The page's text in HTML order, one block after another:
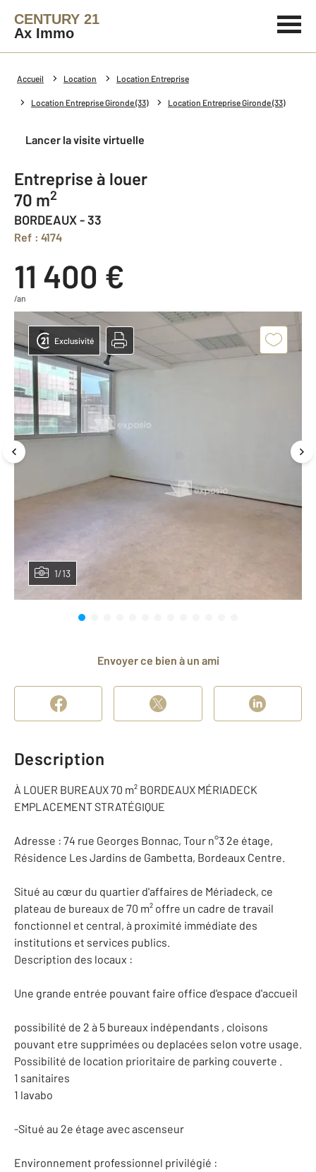
CENTURY 21
Ax Immo
Accueil Location Location Entreprise
Location Entreprise Gironde (33) Location Entreprise Gironde (33)
Lancer la visite virtuelle
Entreprise à louer
70 m2
BORDEAUX - 33
Ref : 4174
11 400 €
/an
1/13
Exclusivité
Envoyer ce bien à un ami
Description
À LOUER BUREAUX 70 m² BORDEAUX MÉRIADECK
EMPLACEMENT STRATÉGIQUE
Adresse : 74 rue Georges Bonnac, Tour n°3 2e étage,
Résidence Les Jardins de Gambetta, Bordeaux Centre.
Situé au cœur du quartier d'affaires de Mériadeck, ce
plateau de bureaux de 70 m² offre un cadre de travail
fonctionnel et central, à proximité immédiate des
institutions et services publics.
Description des locaux :
Une grande entrée pouvant faire office d'espace d'accueil
possibilité de 2 à 5 bureaux indépendants , cloisons
pouvant etre supprimées ou deplacées selon votre usage.
Possibilité de location prioritaire de parking couverte .
1 sanitaires
1 lavabo
-Situé au 2e étage avec ascenseur
Environnement professionnel privilégié :